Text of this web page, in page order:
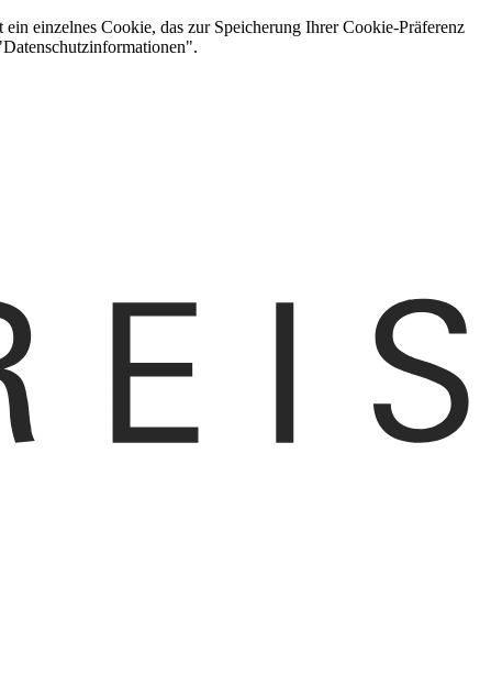
einzelnes Cookie, das zur Speicherung Ihrer Cookie-Präferenz